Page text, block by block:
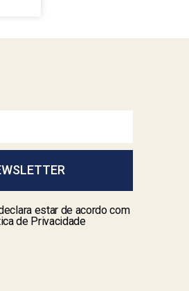
estar de acordo com
de Privacidade